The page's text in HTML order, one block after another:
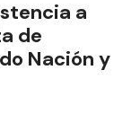
a
de
Nación y